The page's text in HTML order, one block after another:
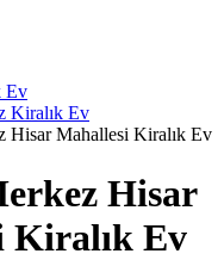
Ev
Kiralık Ev
Hisar Mahallesi Kiralık Ev
Hisar
Kiralık Ev